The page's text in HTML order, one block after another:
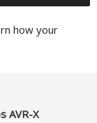
how your
AVR-X